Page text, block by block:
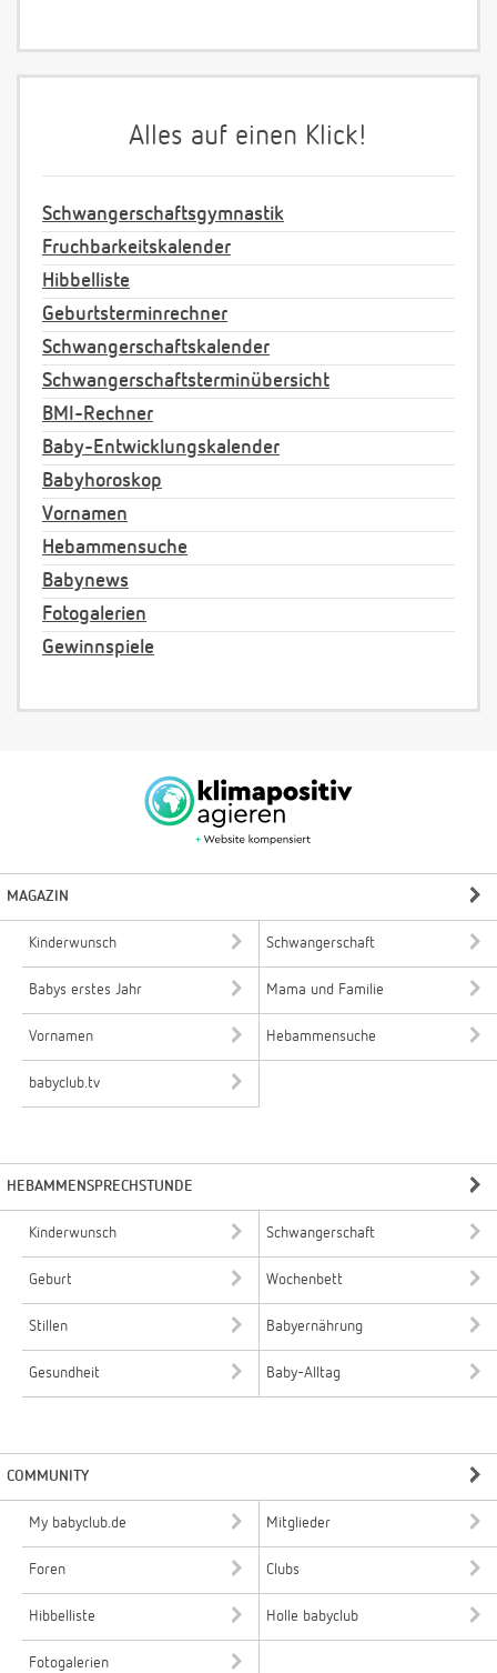
Alles auf einen Klick!
Schwangerschaftsgymnastik
Fruchbarkeitskalender
Hibbelliste
Geburtsterminrechner
Schwangerschaftskalender
Schwangerschaftsterminübersicht
BMI-Rechner
Baby-Entwicklungskalender
Babyhoroskop
Vornamen
Hebammensuche
Babynews
Fotogalerien
Gewinnspiele
MAGAZIN
Kinderwunsch Schwangerschaft
Babys erstes Jahr Mama und Familie
Vornamen Hebammensuche
babyclub.tv
HEBAMMENSPRECHSTUNDE
Kinderwunsch Schwangerschaft
Geburt Wochenbett
Stillen Babyernährung
Gesundheit Baby-Alltag
COMMUNITY
My babyclub.de Mitglieder
Foren Clubs
Hibbelliste Holle babyclub
Fotogalerien